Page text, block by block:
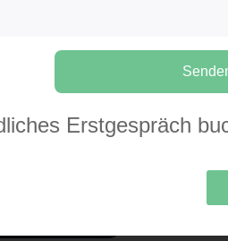
Erstgespräch